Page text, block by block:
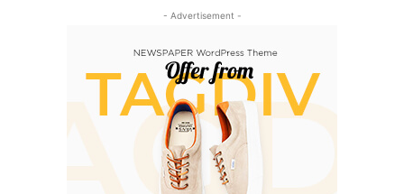
- Advertisement -